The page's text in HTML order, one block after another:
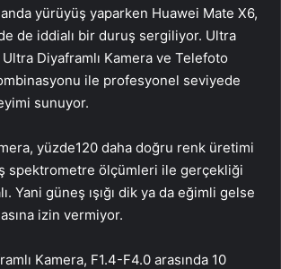
yürüyüş yaparken Huawei Mate X6,
de iddialı bir duruş sergiliyor. Ultra
Diyaframlı Kamera ve Telefoto
ile profesyonel seviyede
sunuyor.
yüzde120 daha doğru renk üretimi
spektrometre ölçümleri ile gerçekliği
Yani güneş ışığı dik ya da eğimli gelse
izin vermiyor.
Kamera, F1.4-F4.0 arasında 10